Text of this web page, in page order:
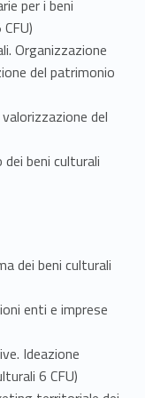
per i beni
Organizzazione
del patrimonio
del
beni culturali
dei beni culturali
enti e imprese
Ideazione
6 CFU)